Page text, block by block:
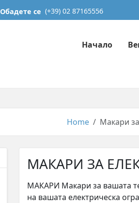
Обадете се (+39) 02 87165556
Начало
Home Макари
МАКАРИ ЗА
МАКАРИ Макари за вашата
на вашата електрическа